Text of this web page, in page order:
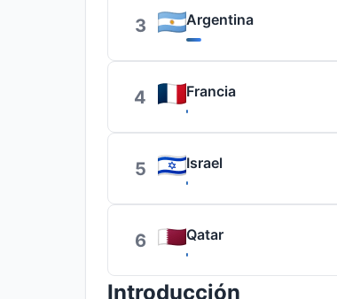
3 Argentina
4 Francia
5 Israel
6 Qatar
Introducción